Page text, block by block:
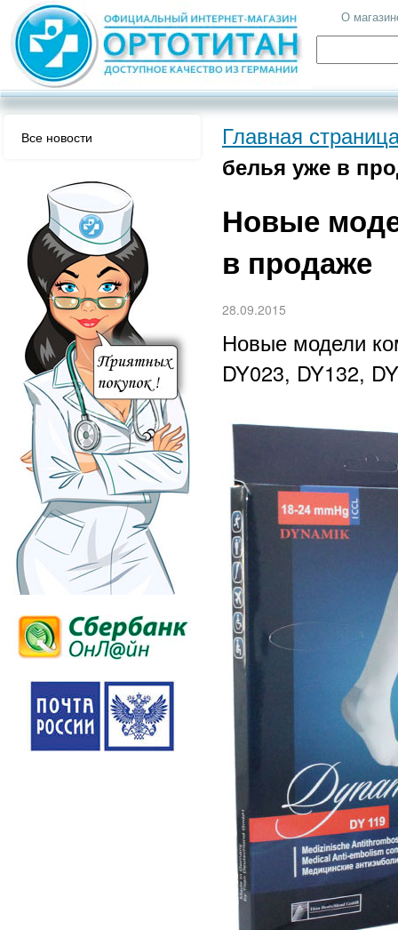
О
Все новости
Главная
белья уже в
Новые
в продаже
28.09.2015
Новые модели
DY023, DY132,